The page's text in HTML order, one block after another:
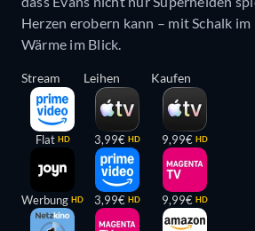
Herzen erobern kann – mit Schalk im
Wärme im Blick.
Stream
Flat HD
Werbung HD
Leihen
3,99€ HD
3,99€ HD
Kaufen
9,99€ HD
9,99€ HD